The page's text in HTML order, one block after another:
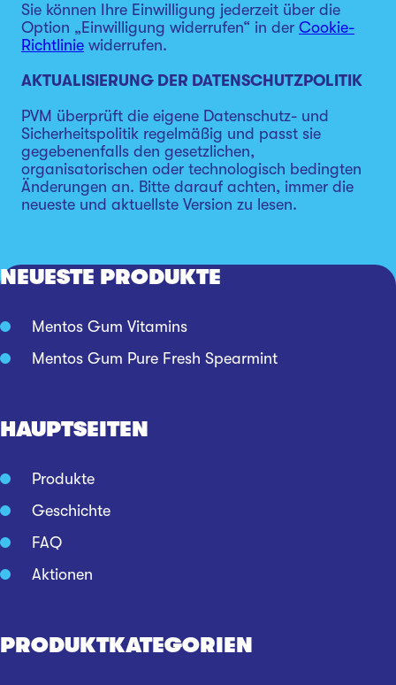
Sie können Ihre Einwilligung jederzeit über die
Option „Einwilligung widerrufen“ in der Cookie-
Richtlinie widerrufen.
AKTUALISIERUNG DER DATENSCHUTZPOLITIK
PVM überprüft die eigene Datenschutz- und
Sicherheitspolitik regelmäßig und passt sie
gegebenenfalls den gesetzlichen,
organisatorischen oder technologisch bedingten
Änderungen an. Bitte darauf achten, immer die
neueste und aktuellste Version zu lesen.
NEUESTE PRODUKTE
Mentos Gum Vitamins
Mentos Gum Pure Fresh Spearmint
HAUPTSEITEN
Produkte
Geschichte
FAQ
Aktionen
PRODUKTKATEGORIEN